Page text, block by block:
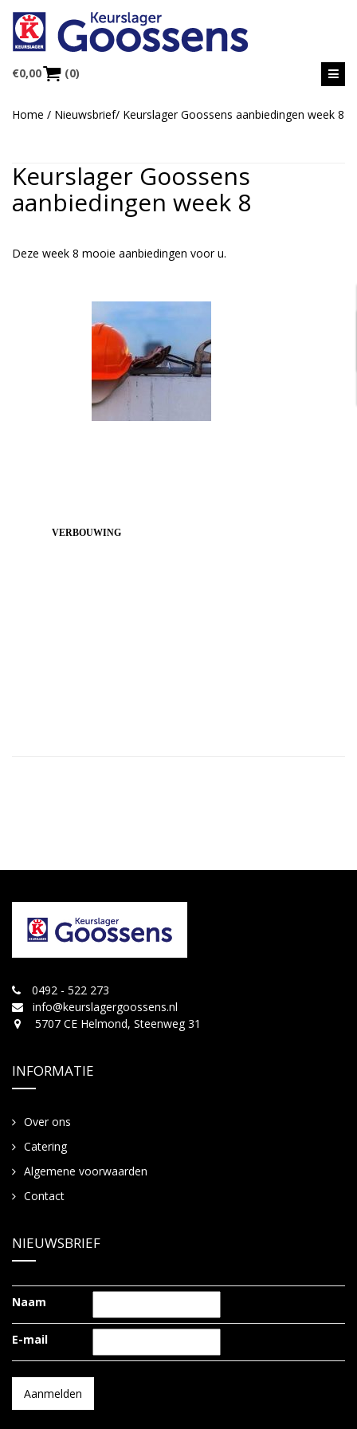
€0,00 (0)
Home / Nieuwsbrief/ Keurslager Goossens aanbiedingen week 8
Keurslager Goossens
aanbiedingen week 8
Deze week 8 mooie aanbiedingen voor u.
VERBOUWING
0492 - 522 273
info@keurslagergoossens.nl
5707 CE Helmond, Steenweg 31
INFORMATIE
Over ons
Catering
Algemene voorwaarden
Contact
NIEUWSBRIEF
Naam
E-mail